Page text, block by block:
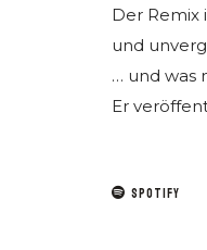
Der Remix
und
… und was
Er
SPOTIFY